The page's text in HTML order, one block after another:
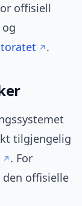
offisiell
og
.
tilgjengelig
. For
offisielle